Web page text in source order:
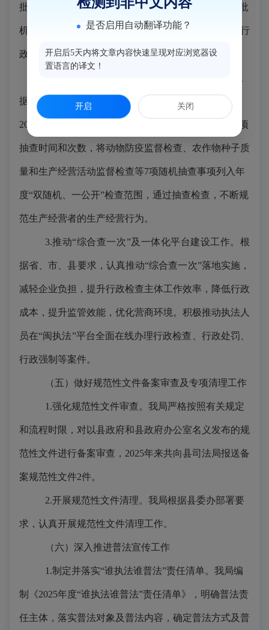
批架构及职能整合优化，形成“大厅之外无审批”的审批
机制，杜绝体外循环，提高现场办结率。2025年我局行
政审批共办结 414件。
2.全面推行“双随机、一公开”监管工作。我局根
据省市下发的“双随机、一公开”抽查工作计划，制定
2025年度“双随机、一公开”抽查工作方案，明确各事项
抽查时间和次数，将动物防疫监督检查、农作物种子质
量和生产经营活动监督检查等7项随机抽查事项列入年
度“双随机、一公开”检查范围，通过抽查检查，不断规
范生产经营者的生产经营行为。
3.推动“综合查一次”及一体化平台建设工作。根
据省、市、县要求，认真推动“综合查一次”落地实施，
减轻企业负担，提升行政检查主体工作效率，降低行政
成本，提升监管效能，优化营商环境。积极推动执法人
员在“闽执法”平台全面在线办理行政检查、行政处罚、
行政强制等案件。
（五）做好规范性文件备案审查及专项清理工作
1.强化规范性文件审查。我局严格按照有关规定
和流程时限，对以县政府和县政府办公室名义发布的规
范性文件进行备案审查，2025年来共向县司法局报送备
案规范性文件2件。
2.开展规范性文件清理。我局根据县委办部署要
求，认真开展规范性文件清理工作。
（六）深入推进普法宣传工作
1.制定并落实“谁执法谁普法”责任清单。我局编
制《2025年度“谁执法谁普法”责任清单》，明确普法责
任主体，落实普法对象及普法内容，确定普法方式及普
是否启用自动翻译功能？
开启后5天内将文章内容快速呈现对应浏览器设
置语言的译文！
开启 关闭